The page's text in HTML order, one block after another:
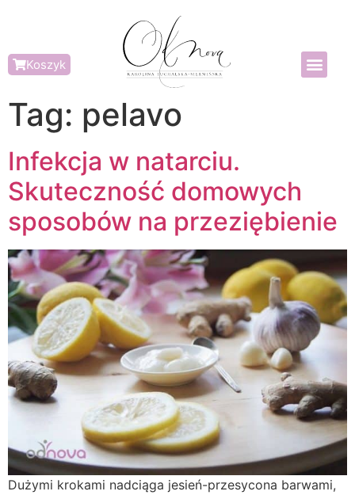
Koszyk
Tag: pelavo
Infekcja w natarciu.
Skuteczność domowych
sposobów na przeziębienie
Dużymi krokami nadciąga jesień-przesycona barwami,